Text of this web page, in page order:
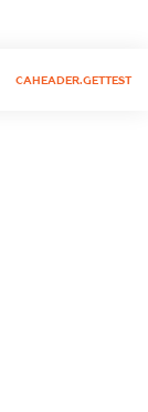
CAHEADER.GETTEST